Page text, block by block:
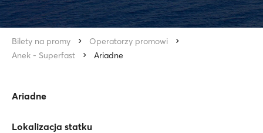
Bilety na promy
Operatorzy promowi
Anek - Superfast
Ariadne
Ariadne
Lokalizacja statku